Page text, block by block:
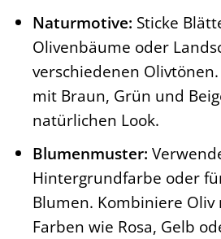
Naturmotive: Sticke
Olivenbäume oder
verschiedenen
mit Braun, Grün und
natürlichen Look.
Blumenmuster:
Hintergrundfarbe oder
Blumen. Kombiniere
Farben wie Rosa, Gelb